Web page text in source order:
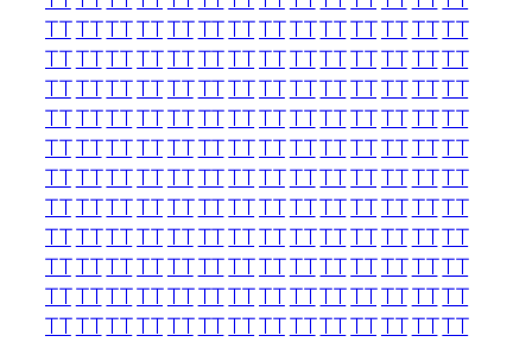
TTTTTTTTTTTTTTTTTTTTTTTTTTTT
TTTTTTTTTTTTTTTTTTTTTTTTTTTT
TTTTTTTTTTTTTTTTTTTTTTTTTTTT
TTTTTTTTTTTTTTTTTTTTTTTTTTTT
TTTTTTTTTTTTTTTTTTTTTTTTTTTT
TTTTTTTTTTTTTTTTTTTTTTTTTTTT
TTTTTTTTTTTTTTTTTTTTTTTTTTTT
TTTTTTTTTTTTTTTTTTTTTTTTTTTT
TTTTTTTTTTTTTTTTTTTTTTTTTTTT
TTTTTTTTTTTTTTTTTTTTTTTTTTTT
TTTTTTTTTTTTTTTTTTTTTTTTTTTT